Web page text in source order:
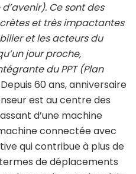
Ce sont des
et très impactantes
et les acteurs du
jour proche,
du PPT (Plan
Depuis 60 ans, anniversaire
est au centre des
d’une machine
connectée avec
qui contribue à plus de
de déplacements